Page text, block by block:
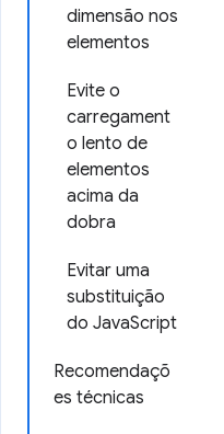
dimensão nos
elementos
Evite o
carregament
o lento de
elementos
acima da
dobra
Evitar uma
substituição
do JavaScript
Recomendaçõ
es técnicas